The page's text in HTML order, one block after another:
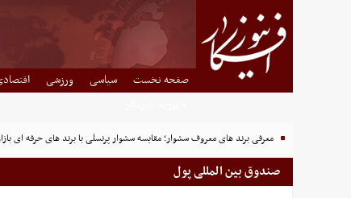
صفحه نخست سیاسی ورزشی
معرفی برند های معروف سشوار؛ مقایسه سشوار پرنسلی با برند های حرفه ای
صندوق بین المللی پول